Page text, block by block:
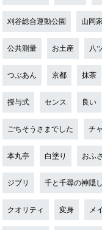
刈谷総合運動公園 山岡家
公共測量 お土産 八
つぶあん 京都 抹茶
授与式 センス 良い
ごちそうさまでした チ
本丸亭 白塗り おふ
ジブリ 千と千尋の神隠し
クオリティ 変身 メ